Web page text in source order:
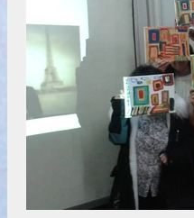
Comunidade Portuguesa